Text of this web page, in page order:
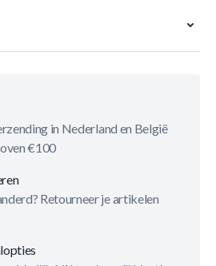
in Nederland en België
€100
Retourneer je artikelen